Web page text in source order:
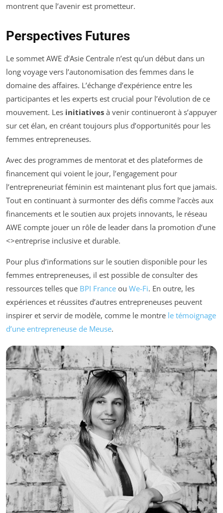
montrent que l’avenir est prometteur.
Perspectives Futures
Le sommet AWE d’Asie Centrale n’est qu’un début dans un
long voyage vers l’autonomisation des femmes dans le
domaine des affaires. L’échange d’expérience entre les
participantes et les experts est crucial pour l’évolution de ce
mouvement. Les initiatives à venir continueront à s’appuyer
sur cet élan, en créant toujours plus d’opportunités pour les
femmes entrepreneuses.
Avec des programmes de mentorat et des plateformes de
financement qui voient le jour, l’engagement pour
l’entrepreneuriat féminin est maintenant plus fort que jamais.
Tout en continuant à surmonter des défis comme l’accès aux
financements et le soutien aux projets innovants, le réseau
AWE compte jouer un rôle de leader dans la promotion d’une
<>entreprise inclusive et durable.
Pour plus d’informations sur le soutien disponible pour les
femmes entrepreneuses, il est possible de consulter des
ressources telles que BPI France ou We-Fi. En outre, les
expériences et réussites d’autres entrepreneuses peuvent
inspirer et servir de modèle, comme le montre le témoignage
d’une entrepreneuse de Meuse.